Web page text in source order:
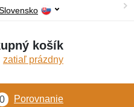
košík
zatiaľ prázdny
0 Porovnanie